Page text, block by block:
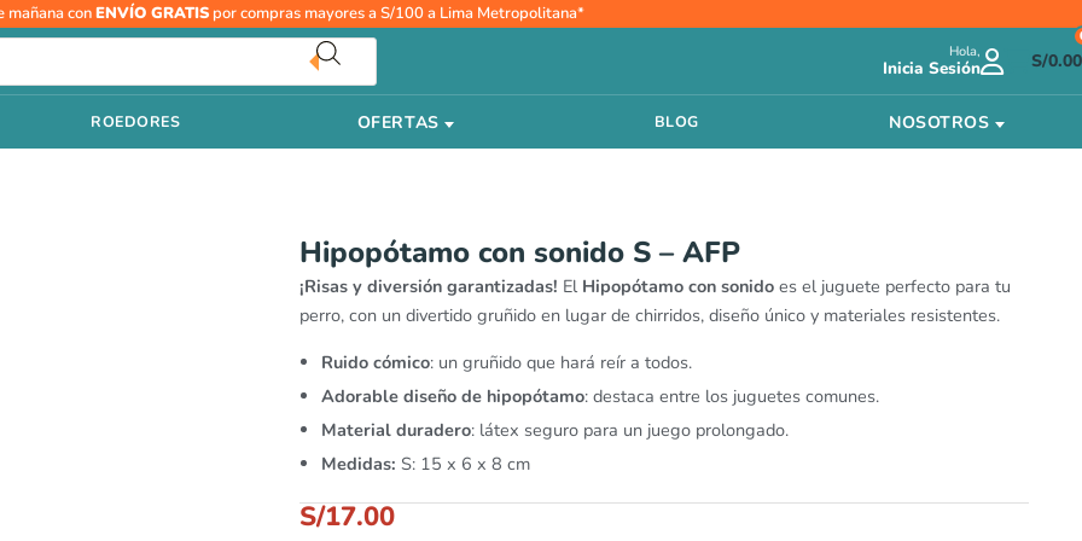
mañana conENVÍO GRATIS por compras mayores a S/100 a Lima Metropolitana*
Hola,
Inicia Sesión S/0.00
ROEDORES OFERTAS BLOG NOSOTROS
Hipopótamo con sonido S – AFP
¡Risas y diversión garantizadas! El Hipopótamo con sonido es el juguete perfecto para tu
perro, con un divertido gruñido en lugar de chirridos, diseño único y materiales resistentes.
Ruido cómico: un gruñido que hará reír a todos.
Adorable diseño de hipopótamo: destaca entre los juguetes comunes.
Material duradero: látex seguro para un juego prolongado.
Medidas: S: 15 x 6 x 8 cm
S/17.00
Hipopótamo
con
sonido
S
AFP